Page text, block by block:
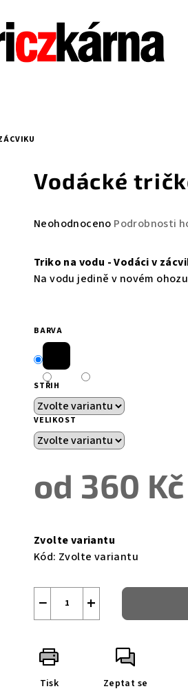
Vodácké
Průměrné
produktu
je
hvězdiček.
Neohodnoceno Podrobnosti
Triko na vodu - Vodáci v
Na vodu jedině v novém
BARVA
STŘIH
VELIKOST
od 360 Kč
cena:
Zvolte variantu
Kód: Zvolte variantu
+
−
Tisk Zeptat se